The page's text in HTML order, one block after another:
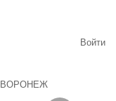
ВОРОНЕЖ
Войти